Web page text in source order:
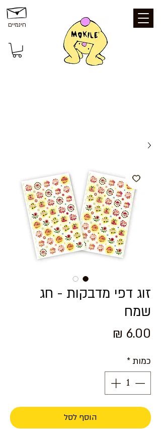
חינמיים
זוג דפי מדבקות - חג
שמח
כמות*
הוסף לסל